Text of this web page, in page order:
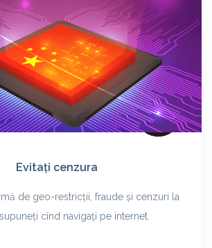
Evitați cenzura
de geo-restricții, fraude și cenzuri la
cînd navigați pe internet.